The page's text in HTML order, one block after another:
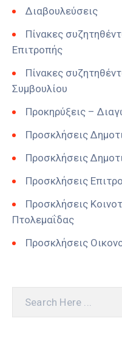
Διαβουλεύσεις
Πίνακες
Επιτροπής
Πίνακες
Συμβουλίου
Προκηρύξεις –
Προσκλήσεις
Προσκλήσεις
Προσκλήσεις
Προσκλήσεις
Πτολεμαΐδας
Προσκλήσεις